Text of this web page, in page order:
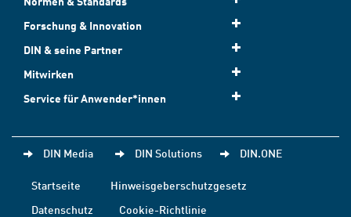
Forschung & Innovation
DIN & seine Partner
Mitwirken
Service für Anwender*innen
DIN Media DIN Solutions DIN.ONE
Startseite
Hinweisgeberschutzgesetz
Datenschutz
Cookie-Richtlinie